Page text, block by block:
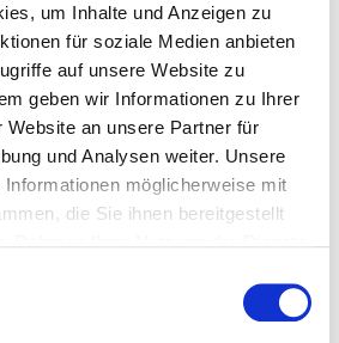
um Inhalte und Anzeigen zu
für soziale Medien anbieten
auf unsere Website zu
geben wir Informationen zu Ihrer
Website an unsere Partner für
und Analysen weiter. Unsere
möglicherweise mit
die Sie ihnen bereitgestellt
wie schnell und einwandfrei der
zu Mendato lief. Heute bin ich
diesen Schritt – ich habe einen
an meiner Seite, der unser
Jahresumsatz stemmen
Gebäudereinigung GmbH